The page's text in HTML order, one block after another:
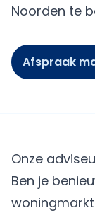
Noorden te
Afspraak
Onze
Ben je